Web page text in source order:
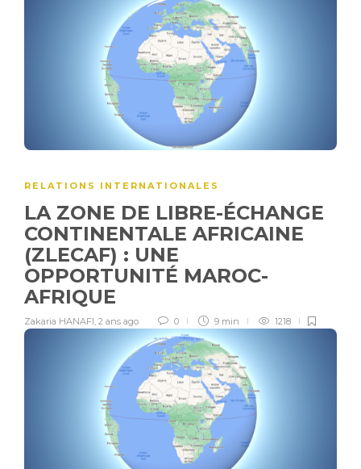
RELATIONS INTERNATIONALES
LA ZONE DE LIBRE-ÉCHANGE
CONTINENTALE AFRICAINE
(ZLECAF) : UNE
OPPORTUNITÉ MAROC-
AFRIQUE
Zakaria HANAFI, 2 ans ago 0 9 min 1218